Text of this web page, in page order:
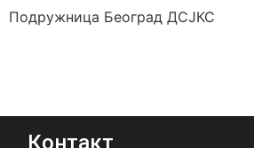
Подружница Београд ДСЈКС
Контакт